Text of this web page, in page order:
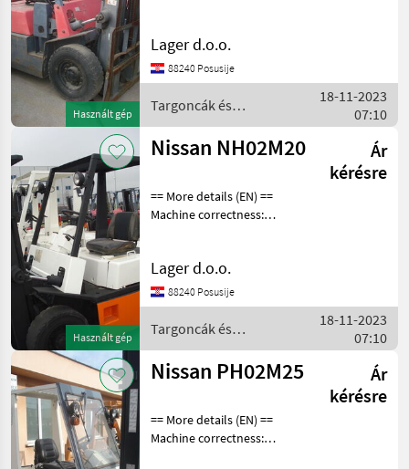
Használt gép
Üzemanyag: Benzin
Targoncák és
raktártechnika Targonca
Lager d.o.o.
88240 Posusije
Targoncák és
raktártechnika / Nissan
18-11-2023
07:10
Használt gép
Nissan NH02M20
Ár
kérésre
== More details (EN) ==
Machine correctness:
Üzemanyag: Benzin
Targoncák és
raktártechnika Targonca
Lager d.o.o.
88240 Posusije
Targoncák és
raktártechnika / Nissan
18-11-2023
07:10
Nissan PH02M25
Ár
kérésre
== More details (EN) ==
Machine correctness: